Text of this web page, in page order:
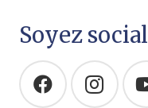
Soyez social